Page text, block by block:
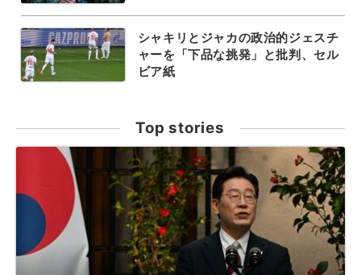
シャキリとジャカの政治的ジェスチ
ャーを「下品な挑発」と批判、セル
ビア紙
Top stories